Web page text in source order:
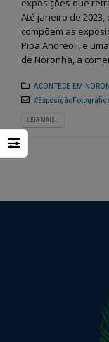
exposições que
Até janeiro de
compõem as
Pipa Andreoli, e
de Noronha, a
ACONTECE EM
LEIA MAIS...